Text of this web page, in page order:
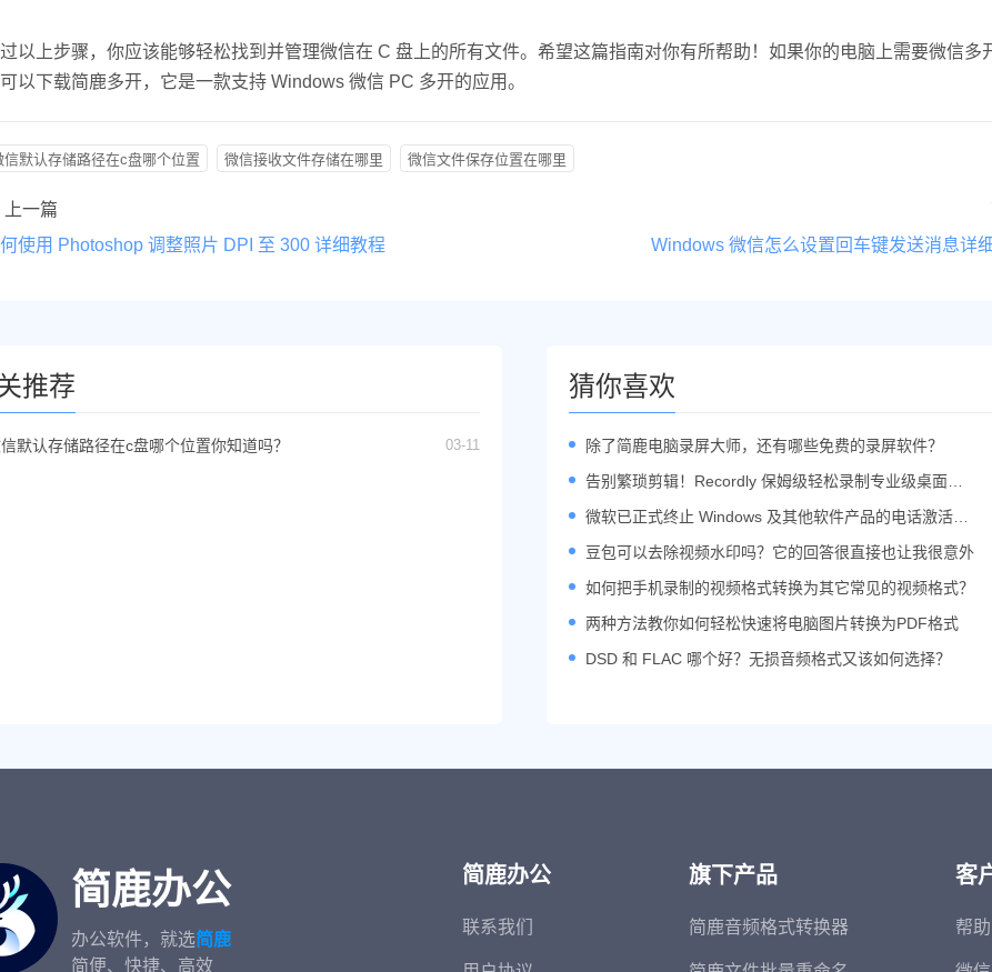
以上步骤，你应该能够轻松找到并管理微信在 C 盘上的所有文件。希望这篇指南对你有所帮助！如果你的电脑上需要微信多
以下载简鹿多开，它是一款支持 Windows 微信 PC 多开的应用。
信默认存储路径在c盘哪个位置 微信接收文件存储在哪里 微信文件保存位置在哪里
上一篇
使用 Photoshop 调整照片 DPI 至 300 详细教程
Windows 微信怎么设置回车键发送消息详
推荐
默认存储路径在c盘哪个位置你知道吗？ 03-11
猜你喜欢
除了简鹿电脑录屏大师，还有哪些免费的录屏软件？
告别繁琐剪辑！Recordly 保姆级轻松录制专业级桌面演
微软已正式终止 Windows 及其他软件产品的电话激活服
豆包可以去除视频水印吗？它的回答很直接也让我很意外
如何把手机录制的视频格式转换为其它常见的视频格式？
两种方法教你如何轻松快速将电脑图片转换为PDF格式
DSD 和 FLAC 哪个好？无损音频格式又该如何选择？
简鹿办公
办公软件，就选简鹿
简便、快捷、高效
简鹿办公
联系我们
旗下产品
简鹿音频格式转换器
客
帮